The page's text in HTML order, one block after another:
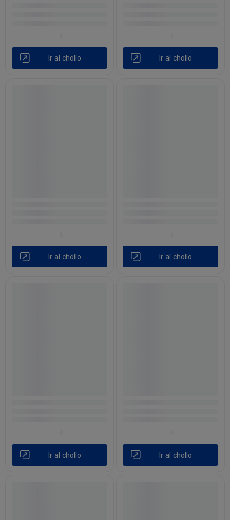
Ir al chollo Ir al chollo
Ir al chollo Ir al chollo
Ir al chollo Ir al chollo